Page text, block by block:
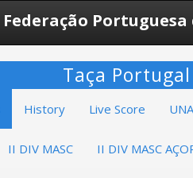
Federação
Taça
History Live Score
II DIV MASC II DIV MASC